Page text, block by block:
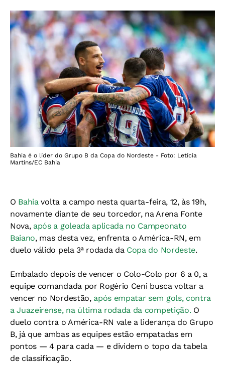
Bahia é o líder do Grupo B da Copa do Nordeste - Foto: Letícia
Martins/EC Bahia
O Bahiavolta a campo nesta quarta-feira, 12, às 19h,
novamente diante de seu torcedor, na Arena Fonte
Nova, após a goleada aplicada no Campeonato
Baiano, mas desta vez, enfrenta o América-RN, em
duelo válido pela 3ª rodada da Copa do Nordeste.
Embalado depois de vencer o Colo-Colo por 6 a 0, a
equipe comandada por Rogério Ceni busca voltar a
vencer no Nordestão, após empatar sem gols, contra
a Juazeirense, na última rodada da competição. O
duelo contra o América-RN vale a liderança do Grupo
B, já que ambas as equipes estão empatadas em
pontos — 4 para cada — e dividem o topo da tabela
de classificação.